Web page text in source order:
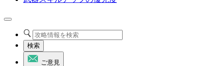
検索
ご意見